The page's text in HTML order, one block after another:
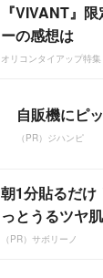
『VIVANT』
ーの感想は
オリコンタイアップ特集
自販機にピ
（PR）ジハンピ
朝1分貼るだけ
っとうるツヤ肌
（PR）サボリーノ